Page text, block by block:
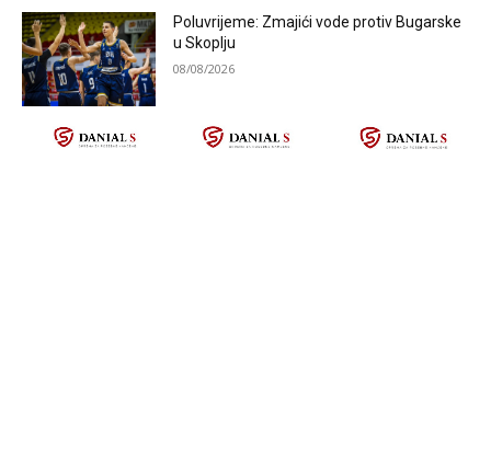
Poluvrijeme: Zmajići vode protiv Bugarske
u Skoplju
08/08/2026